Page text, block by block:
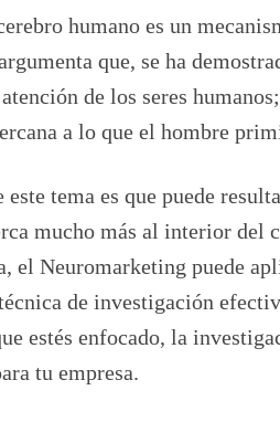
humano es un
que, se ha
de los seres
a lo que el hombre
este tema es que puede
mucho más al interior
el Neuromarketing puede
de investigación
estés enfocado, la
tu empresa.